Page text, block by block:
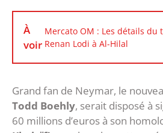
À
voir
Mercato OM : Les détails du
Renan Lodi à Al-Hilal
Grand fan de Neymar, le
Todd Boehly, serait disposé à
60 millions d’euros à son